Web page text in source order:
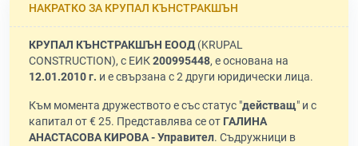
НАКРАТКО ЗА КРУПАЛ КЪНСТРАКШЪН
КРУПАЛ КЪНСТРАКШЪН ЕООД(KRUPAL
CONSTRUCTION), с ЕИК200995448, е основана на
12.01.2010 г. и е свързана с 2 други юридически лица.
Към момента дружеството е със статус "действащ" и с
капитал от € 25. Представлява се от ГАЛИНА
АНАСТАСОВА КИРОВА - Управител. Съдружници в